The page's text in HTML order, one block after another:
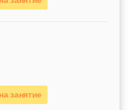
занятие